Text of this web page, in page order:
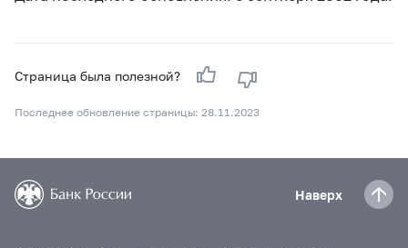
Страница была полезной?
Последнее обновление страницы: 28.11.2023
Наверх